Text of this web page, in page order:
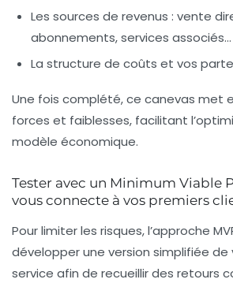
Les sources de revenus : vente
abonnements, services associés…
La structure de coûts et vos
Une fois complété, ce canevas met
forces et faiblesses, facilitant
modèle économique.
Tester avec un Minimum Viable
vous connecte à vos premiers
Pour limiter les risques, l’approche
développer une version simplifiée
service afin de recueillir des retours